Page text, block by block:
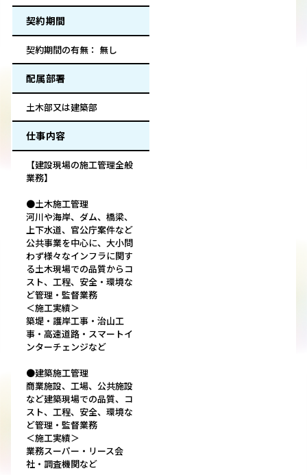
契約期間
契約期間の有無： 無し
配属部署
土木部又は建築部
仕事内容
【建設現場の施工管理全般
業務】
●土木施工管理
河川や海岸、ダム、橋梁、
上下水道、官公庁案件など
公共事業を中心に、大小問
わず様々なインフラに関す
る土木現場での品質からコ
スト、工程、安全・環境な
ど管理・監督業務
＜施工実績＞
築堤・護岸工事・治山工
事・高速道路・スマートイ
ンターチェンジなど
●建築施工管理
商業施設、工場、公共施設
など建築現場での品質、コ
スト、工程、安全、環境な
ど管理・監督業務
＜施工実績＞
業務スーパー・リース会
社・調査機関など